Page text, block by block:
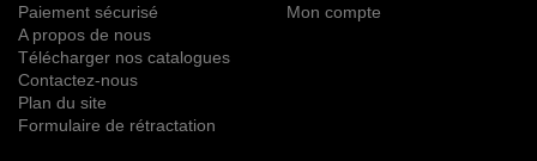
Paiement sécurisé
A propos de nous
Télécharger nos catalogues
Contactez-nous
Plan du site
Formulaire de rétractation
Mon compte